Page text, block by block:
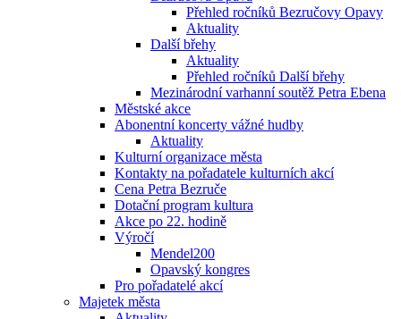
Přehled ročníků Bezručovy Opavy
Aktuality
Další břehy
Aktuality
Přehled ročníků Další břehy
Mezinárodní varhanní soutěž Petra Ebena
Městské akce
Abonentní koncerty vážné hudby
Aktuality
Kulturní organizace města
Kontakty na pořadatele kulturních akcí
Cena Petra Bezruče
Dotační program kultura
Akce po 22. hodině
Výročí
Mendel200
Opavský kongres
Pro pořadatelé akcí
Majetek města